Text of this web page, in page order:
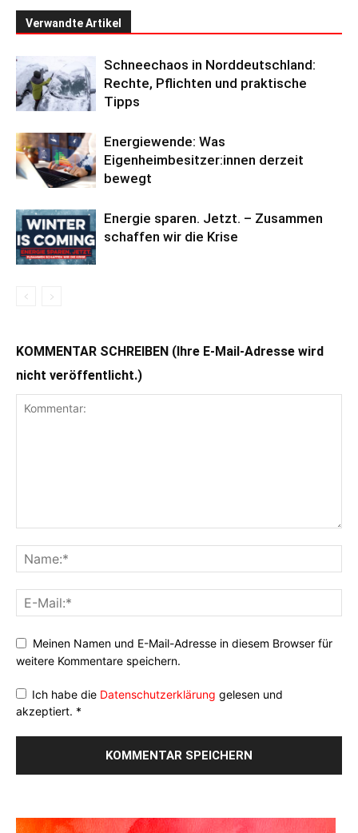
Verwandte Artikel
Schneechaos in Norddeutschland:
Rechte, Pflichten und praktische
Tipps
Energiewende: Was
Eigenheimbesitzer:innen derzeit
bewegt
Energie sparen. Jetzt. – Zusammen
schaffen wir die Krise
KOMMENTAR SCHREIBEN (Ihre E-Mail-Adresse wird
nicht veröffentlicht.)
Meinen Namen und E-Mail-Adresse in diesem Browser für
weitere Kommentare speichern.
Ich habe die Datenschutzerklärung gelesen und
akzeptiert. *